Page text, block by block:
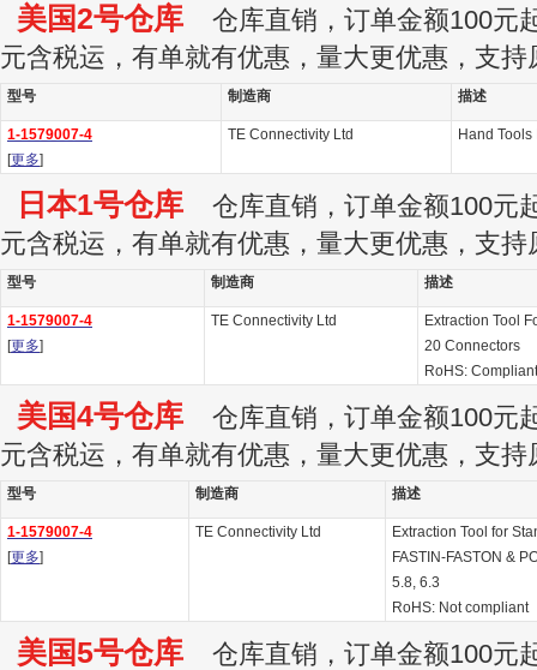
美国2号仓库 仓库直销，订单金额100元
元含税运，有单就有优惠，量大更优惠，支持
型号 制造商 描述
1-1579007-4
[更多]
TE Connectivity Ltd Hand Tools
日本1号仓库 仓库直销，订单金额100元
元含税运，有单就有优惠，量大更优惠，支持
型号 制造商 描述
1-1579007-4
[更多]
TE Connectivity Ltd
Extraction Tool
20 Connectors
RoHS: Compliant
美国4号仓库 仓库直销，订单金额100元
元含税运，有单就有优惠，量大更优惠，支持
型号 制造商 描述
1-1579007-4
[更多]
TE Connectivity Ltd
Extraction Tool for
FASTIN-FASTON &
5.8, 6.3
RoHS: Not compliant
美国5号仓库 仓库直销，订单金额100元